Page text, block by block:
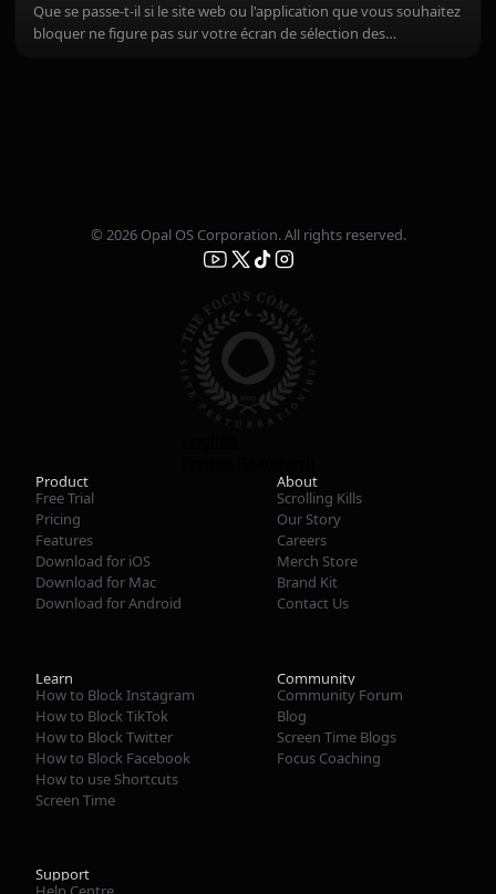
Que se passe-t-il si le site web ou l'application que vous souhaitez
bloquer ne figure pas sur votre écran de sélection des
© 2026 Opal OS Corporation. All rights reserved.
Product
Free Trial
Pricing
Features
Download for iOS
Download for Mac
Download for Android
About
Scrolling Kills
Our Story
Careers
Merch Store
Brand Kit
Contact Us
Learn
How to Block Instagram
How to Block TikTok
How to Block Twitter
How to Block Facebook
How to use Shortcuts
Screen Time
Community
Community Forum
Blog
Screen Time Blogs
Focus Coaching
Support